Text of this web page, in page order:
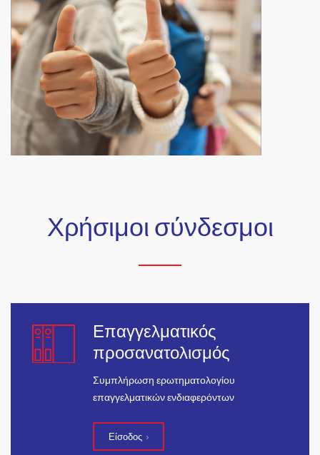
Χρήσιμοι σύνδεσμοι
Επαγγελματικός
προσανατολισμός
Συμπλήρωση ερωτηματολογίου
επαγγελματικών ενδιαφερόντων
Είσοδος